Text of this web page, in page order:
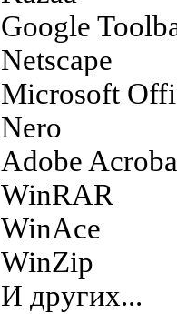
Google
Netscape
Microsoft
Nero
Adobe
WinRAR
WinAce
WinZip
И других...